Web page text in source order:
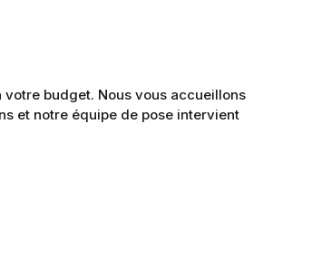
budget. Nous vous accueillons
et notre équipe de pose intervient